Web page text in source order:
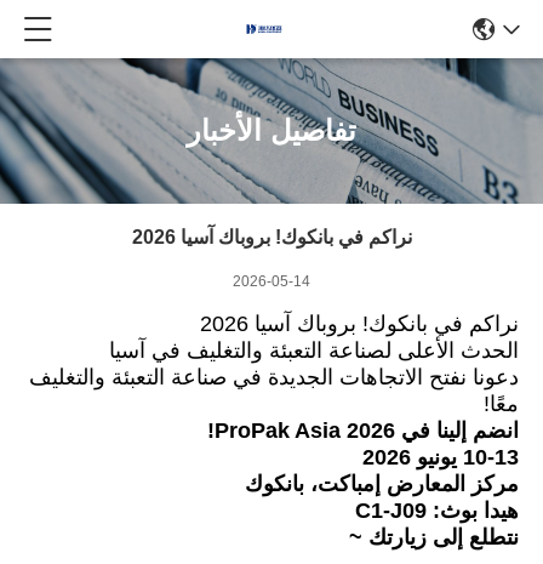
تفاصيل الأخبار
نراكم في بانكوك! بروباك آسيا 2026
2026-05-14
نراكم في بانكوك! بروباك آسيا 2026
الحدث الأعلى لصناعة التعبئة والتغليف في آسيا
دعونا نفتح الاتجاهات الجديدة في صناعة التعبئة والتغليف
معًا!
انضم إلينا في ProPak Asia 2026!
10-13 يونيو 2026
مركز المعارض إمباكت، بانكوك
هيدا بوث: C1-J09
نتطلع إلى زيارتك ~